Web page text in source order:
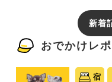
新着
おでかけレ
宿